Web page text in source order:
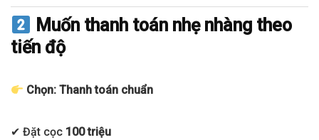
Muốn thanh toán nhẹ nhàng theo
tiến độ
Chọn: Thanh toán chuẩn
✔ Đặt cọc 100 triệu